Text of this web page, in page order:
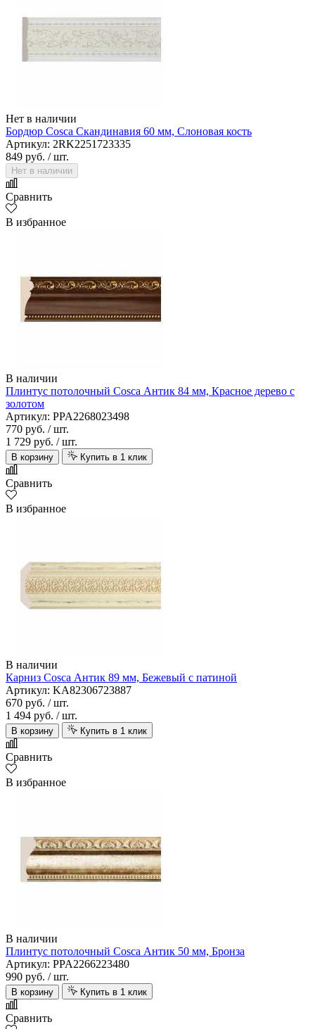
Нет в наличии
Бордюр Cosca Скандинавия 60 мм, Слоновая кость
Артикул: 2RK2251723335
849 руб. / шт.
Нет в наличии
Сравнить
В избранное
В наличии
Плинтус потолочный Cosca Антик 84 мм, Красное дерево с
золотом
Артикул: PPA2268023498
770 руб. / шт.
1 729 руб. / шт.
В корзину Купить в 1 клик
Сравнить
В избранное
В наличии
Карниз Cosca Антик 89 мм, Бежевый с патиной
Артикул: KA82306723887
670 руб. / шт.
1 494 руб. / шт.
В корзину Купить в 1 клик
Сравнить
В избранное
В наличии
Плинтус потолочный Cosca Антик 50 мм, Бронза
Артикул: PPA2266223480
990 руб. / шт.
В корзину Купить в 1 клик
Сравнить